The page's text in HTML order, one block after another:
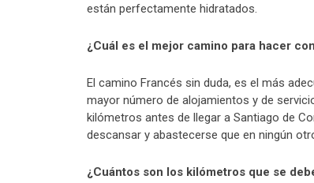
están perfectamente hidratados.
¿Cuál es el mejor camino para hacer
El camino Francés sin duda, es el más
mayor número de alojamientos y de
kilómetros antes de llegar a Santiago de
descansar y abastecerse que en ningún
¿Cuántos son los kilómetros que se